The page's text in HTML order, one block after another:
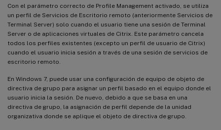
Con el parámetro correcto de Profile Management activado, se utiliza
un perfil de Servicios de Escritorio remoto (anteriormente Servicios de
Terminal Server) solo cuando el usuario tiene una sesión de Terminal
Server o de aplicaciones virtuales de Citrix. Este parámetro cancela
todos los perfiles existentes (excepto un perfil de usuario de Citrix)
cuando el usuario inicia sesión a través de una sesión de servicios de
escritorio remoto.
En Windows 7, puede usar una configuración de equipo de objeto de
directiva de grupo para asignar un perfil basado en el equipo donde el
usuario inicia la sesión. De nuevo, debido a que se basa en una
directiva de grupo, la asignación de perfil depende de la unidad
organizativa donde se aplique el objeto de directiva de grupo.